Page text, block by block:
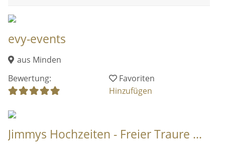
evy-events
aus Minden
Bewertung:
Favoriten
Hinzufügen
Jimmys Hochzeiten - Freier Traure ...